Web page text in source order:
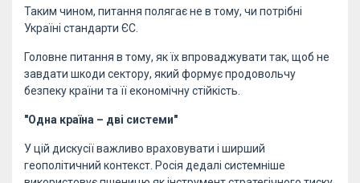
Таким чином, питання полягає не в тому, чи потрібні
Україні стандарти ЄС.
Головне питання в тому, як їх впроваджувати так, щоб не
завдати шкоди сектору, який формує продовольчу
безпеку країни та її економічну стійкість.
"Одна країна – дві системи"
У цій дискусії важливо враховувати і ширший
геополітичний контекст. Росія дедалі системніше